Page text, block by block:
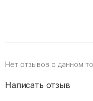
Нет отзывов о данном
Написать отзыв